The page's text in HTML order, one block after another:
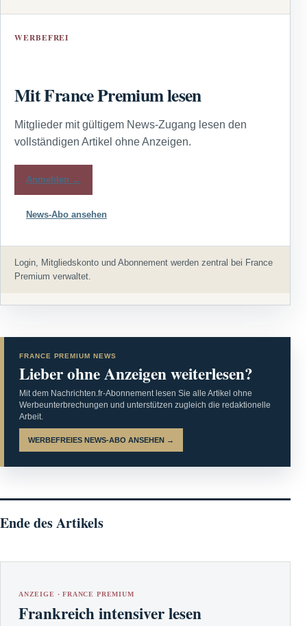
WERBEFREI
Mit France Premium lesen
Mitglieder mit gültigem News-Zugang lesen den
vollständigen Artikel ohne Anzeigen.
Anmelden →
News-Abo ansehen
Login, Mitgliedskonto und Abonnement werden zentral bei France
Premium verwaltet.
FRANCE PREMIUM NEWS
Lieber ohne Anzeigen weiterlesen?
Mit dem Nachrichten.fr-Abonnement lesen Sie alle Artikel ohne
Werbeunterbrechungen und unterstützen zugleich die redaktionelle
Arbeit.
WERBEFREIES NEWS-ABO ANSEHEN →
Ende des Artikels
ANZEIGE · FRANCE PREMIUM
Frankreich intensiver lesen